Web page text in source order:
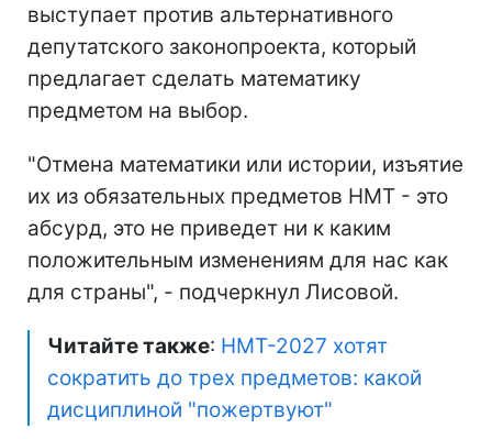
выступает против альтернативного
депутатского законопроекта, который
предлагает сделать математику
предметом на выбор.
"Отмена математики или истории, изъятие
их из обязательных предметов НМТ - это
абсурд, это не приведет ни к каким
положительным изменениям для нас как
для страны", - подчеркнул Лисовой.
Читайте также: НМТ-2027 хотят
сократить до трех предметов: какой
дисциплиной "пожертвуют"